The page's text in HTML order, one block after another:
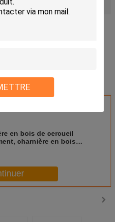
funèbre
de cercueil
en bois de cercueil
charnière en bois